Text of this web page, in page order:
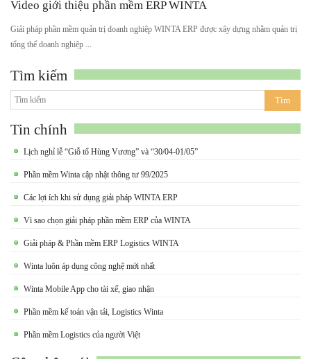
Video giới thiệu phần mềm ERP WINTA
Giải pháp phần mềm quản trị doanh nghiệp WINTA ERP được xây dựng nhằm quản trị
tổng thể doanh nghiệp ...
Tìm kiếm
Tin chính
Lịch nghỉ lễ “Giỗ tổ Hùng Vương” và “30/04-01/05”
Phần mềm Winta cập nhật thông tư 99/2025
Các lợi ích khi sử dụng giải pháp WINTA ERP
Vì sao chọn giải pháp phần mềm ERP của WINTA
Giải pháp & Phần mềm ERP Logistics WINTA
Winta luôn áp dụng công nghệ mới nhất
Winta Mobile App cho tài xế, giao nhận
Phần mềm kế toán vận tải, Logistics Winta
Phần mềm Logistics của người Việt